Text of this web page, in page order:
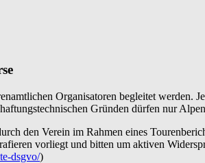
Organisatoren begleitet werden.
Gründen dürfen nur
den Verein im Rahmen eines
vorliegt und bitten um aktiven
dsgvo/)